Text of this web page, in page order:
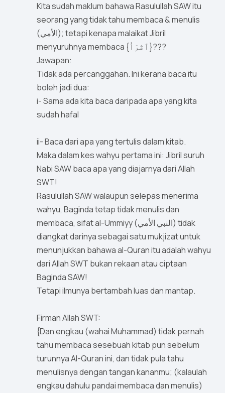
Kita sudah maklum bahawa Rasulullah SAW itu
seorang yang tidak tahu membaca & menulis
(الأمي); tetapi kenapa malaikat Jibril
menyuruhnya membaca {ٱقْرَأْ}???
Jawapan:
Tidak ada percanggahan. Ini kerana baca itu
boleh jadi dua:
i- Sama ada kita baca daripada apa yang kita
sudah hafal
ii- Baca dari apa yang tertulis dalam kitab.
Maka dalam kes wahyu pertama ini: Jibril suruh
Nabi SAW baca apa yang diajarnya dari Allah
SWT!
Rasulullah SAW walaupun selepas menerima
wahyu, Baginda tetap tidak menulis dan
membaca, sifat al-Ummiyy (النبي الأمي) tidak
diangkat darinya sebagai satu mukjizat untuk
menunjukkan bahawa al-Quran itu adalah wahyu
dari Allah SWT bukan rekaan atau ciptaan
Baginda SAW!
Tetapi ilmunya bertambah luas dan mantap.
Firman Allah SWT:
{Dan engkau (wahai Muhammad) tidak pernah
tahu membaca sesebuah kitab pun sebelum
turunnya Al-Quran ini, dan tidak pula tahu
menulisnya dengan tangan kananmu; (kalaulah
engkau dahulu pandai membaca dan menulis)